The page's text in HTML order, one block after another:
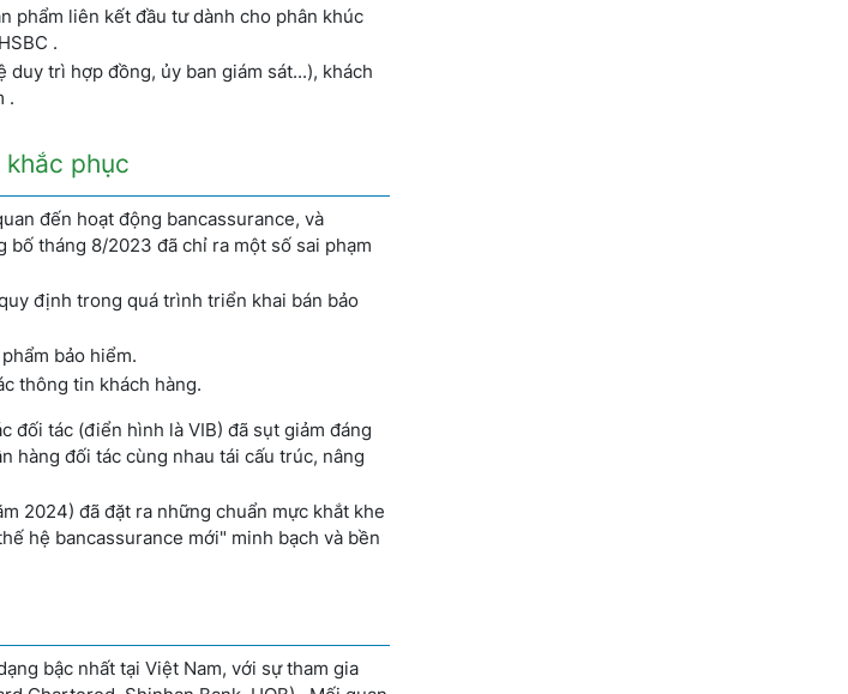
phẩm liên kết đầu tư dành cho phân khúc
.
trì hợp đồng, ủy ban giám sát...), khách
.
phục
đến hoạt động bancassurance, và
bố tháng 8/2023 đã chỉ ra một số sai phạm
định trong quá trình triển khai bán bảo
bảo hiểm.
thông tin khách hàng.
đối tác (điển hình là VIB) đã sụt giảm đáng
hàng đối tác cùng nhau tái cấu trúc, nâng
2024) đã đặt ra những chuẩn mực khắt khe
hệ bancassurance mới" minh bạch và bền
bậc nhất tại Việt Nam, với sự tham gia